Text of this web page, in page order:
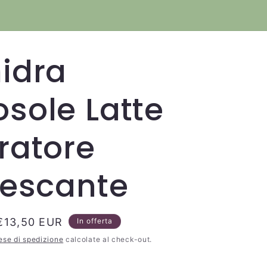
Latte
EUR In offerta
di spedizione calcolate al check-out.